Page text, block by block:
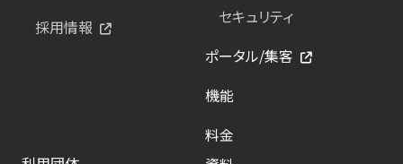
採用情報
セキュリティ
ポータル/集客
機能
料金